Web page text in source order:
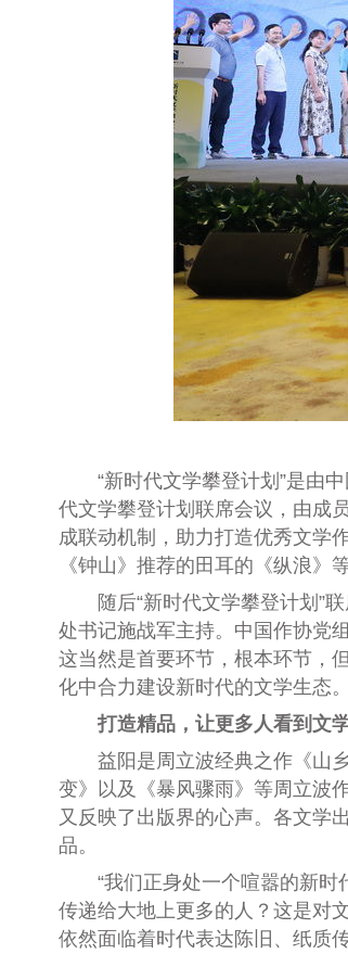
“新时代文学攀登计划”是由中
代文学攀登计划联席会议，由成
成联动机制，助力打造优秀文学
《钟山》推荐的田耳的《纵浪》
随后“新时代文学攀登计划”联
处书记施战军主持。中国作协党
这当然是首要环节，根本环节，
化中合力建设新时代的文学生态
打造精品，让更多人看到文
益阳是周立波经典之作《山乡
变》以及《暴风骤雨》等周立波
又反映了出版界的心声。各文学
品。
“我们正身处一个喧嚣的新时
传递给大地上更多的人？这是对
依然面临着时代表达陈旧、纸质